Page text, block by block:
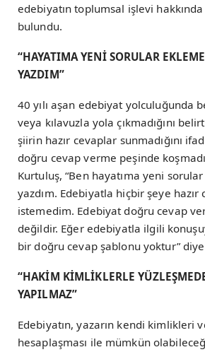
edebiyatın toplumsal işlevi
bulundu.
“HAYATIMA YENİ SORULAR
YAZDIM”
40 yılı aşan edebiyat yolculuğunda
veya kılavuzla yola çıkmadığını
şiirin hazır cevaplar sunmadığını
doğru cevap verme peşinde
Kurtuluş, “Ben hayatıma yeni
yazdım. Edebiyatla hiçbir şeye
istemedim. Edebiyat doğru cevap
değildir. Eğer edebiyatla ilgili
bir doğru cevap şablonu yoktur”
“HAKİM KİMLİKLERLE
YAPILMAZ”
Edebiyatın, yazarın kendi kimlikleri
hesaplaşması ile mümkün